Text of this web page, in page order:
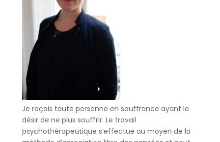
Je reçois toute personne en souffrance ayant le
désir de ne plus souffrir. Le travail
psychothérapeutique s’effectue au moyen de la